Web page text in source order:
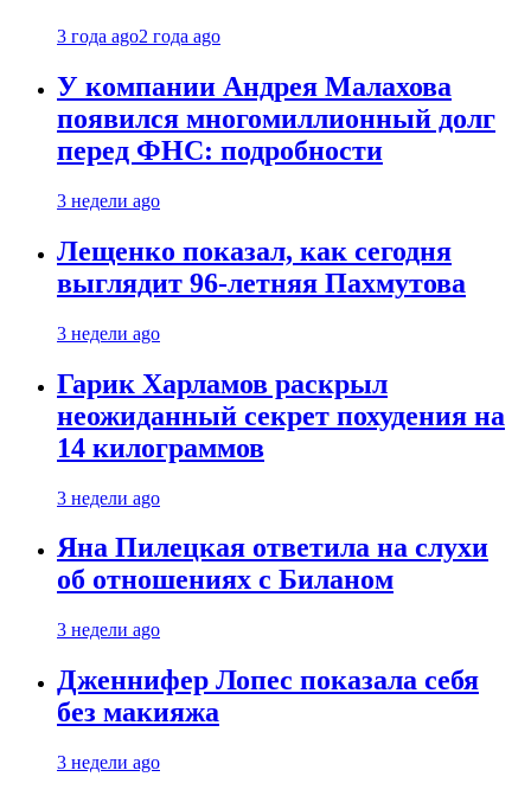
3 года ago2 года ago
У компании Андрея Малахова
появился многомиллионный долг
перед ФНС: подробности
3 недели ago
Лещенко показал, как сегодня
выглядит 96-летняя Пахмутова
3 недели ago
Гарик Харламов раскрыл
неожиданный секрет похудения на
14 килограммов
3 недели ago
Яна Пилецкая ответила на слухи
об отношениях с Биланом
3 недели ago
Дженнифер Лопес показала себя
без макияжа
3 недели ago